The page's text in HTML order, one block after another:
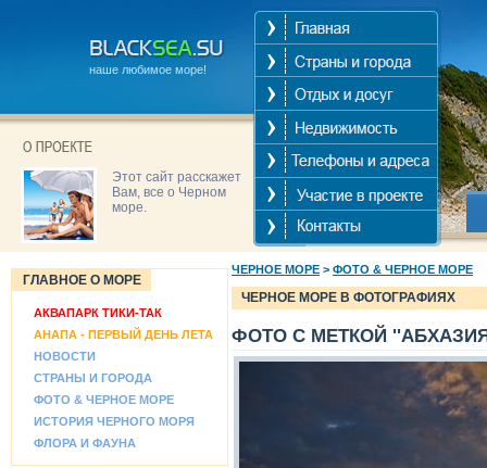
наше любимое море!
Этот сайт расскажет
Вам, все о Черном
море.
ГЛАВНОЕ О МОРЕ
АКВАПАРК ТИКИ-ТАК
АНАПА - ПЕРВЫЙ ДЕНЬ ЛЕТА
НОВОСТИ
СТРАНЫ И ГОРОДА
ФОТО & ЧЕРНОЕ МОРЕ
ИСТОРИЯ ЧЕРНОГО МОРЯ
ФЛОРА И ФАУНА
ЧЕРНОЕ МОРЕ > ФОТО & ЧЕРНОЕ МОРЕ
ЧЕРНОЕ МОРЕ В ФОТОГРАФИЯХ
ФОТО С МЕТКОЙ